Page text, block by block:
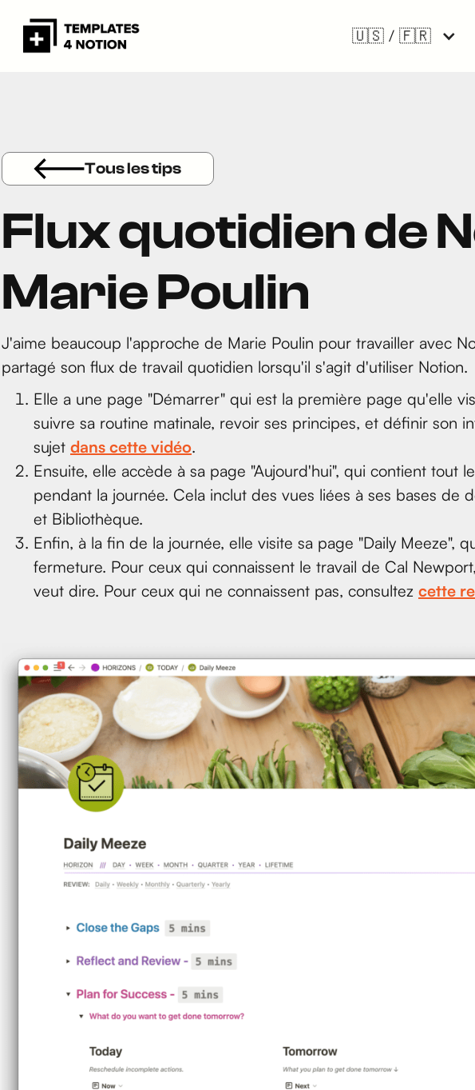
🇺🇸 / 🇫🇷
Tous les tips
Flux quotidien de
Marie Poulin
J'aime beaucoup l'approche de Marie Poulin pour travailler avec
partagé son flux de travail quotidien lorsqu'il s'agit d'utiliser Notion.
Elle a une page "Démarrer" qui est la première page qu'elle
suivre sa routine matinale, revoir ses principes, et définir son
sujet dans cette vidéo.
Ensuite, elle accède à sa page "Aujourd'hui", qui contient tout
pendant la journée. Cela inclut des vues liées à ses bases de
et Bibliothèque.
Enfin, à la fin de la journée, elle visite sa page "Daily Meeze",
fermeture. Pour ceux qui connaissent le travail de Cal
veut dire. Pour ceux qui ne connaissent pas, consultez cette